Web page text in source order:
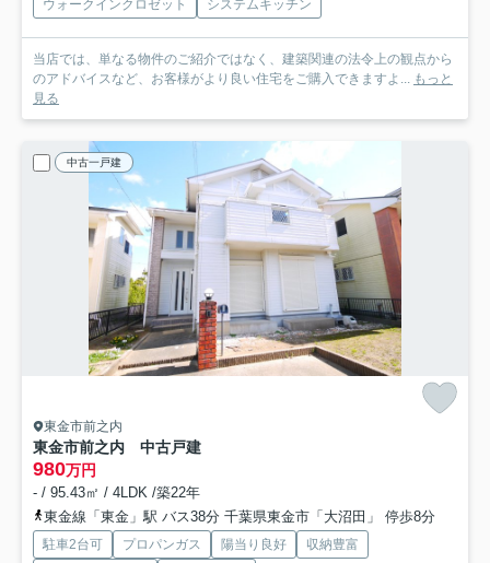
ウォークインクロゼット
システムキッチン
当店では、単なる物件のご紹介ではなく、建築関連の法令上の観点から
のアドバイスなど、お客様がより良い住宅をご購入できますよ...
もっと
見る
中古一戸建
東金市前之内
東金市前之内 中古戸建
980万円
- / 95.43㎡ / 4LDK /築22年
東金線「東金」駅 バス38分 千葉県東金市「大沼田」 停歩8分
駐車2台可 プロパンガス 陽当り良好 収納豊富